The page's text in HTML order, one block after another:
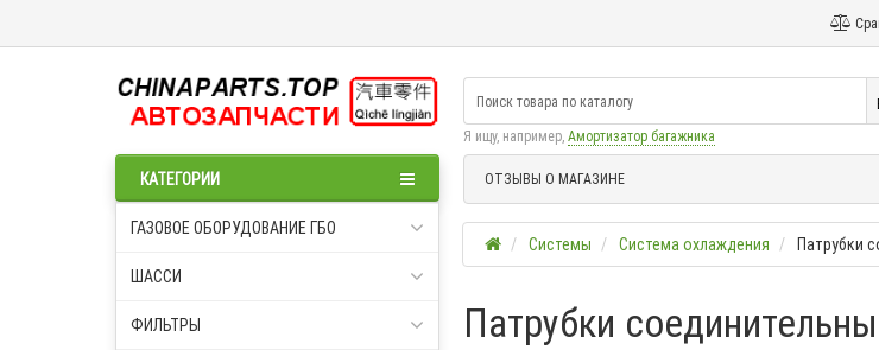
Я ищу, например, Амортизатор багажника
КАТЕГОРИИ
ГАЗОВОЕ ОБОРУДОВАНИЕ ГБО
ШАССИ
ФИЛЬТРЫ
ОТЗЫВЫ О МАГАЗИНЕ
Системы Система охлаждения Патрубки
Патрубки